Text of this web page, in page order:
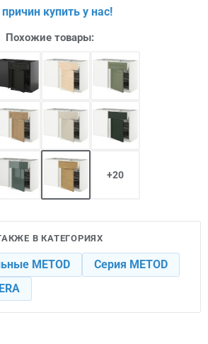
причин купить у нас!
Похожие товары:
+20
В КАТЕГОРИЯХ
METOD
Серия METOD